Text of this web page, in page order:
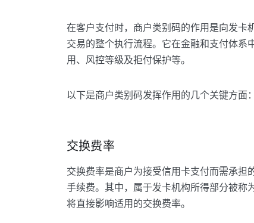
在客户支付时，商户类别码的作用是向发卡
交易的整个执行流程。它在金融和支付体系
用、风控等级及拒付保护等。
以下是商户类别码发挥作用的几个关键方面：
交换费率
交换费率是商户为接受信用卡支付而需承担
手续费。其中，属于发卡机构所得部分被称
将直接影响适用的交换费率。